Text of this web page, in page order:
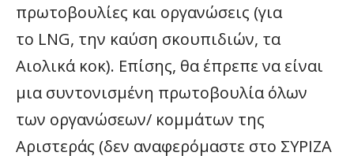
πρωτοβουλίες και οργανώσεις (για
το LNG, την καύση σκουπιδιών, τα
Αιολικά κοκ). Επίσης, θα έπρεπε να είναι
μια συντονισμένη πρωτοβουλία όλων
των οργανώσεων/ κομμάτων της
Αριστεράς (δεν αναφερόμαστε στο ΣΥΡΙΖΑ